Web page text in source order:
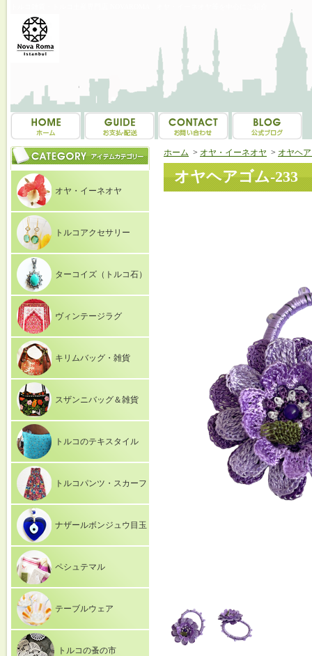
オヤ・イーネオヤ
トルコアクセサリー
ターコイズ（トルコ石）
ヴィンテージラグ
キリムバッグ・雑貨
スザンニバッグ＆雑貨
トルコのテキスタイル
トルコパンツ・スカーフ
ナザールボンジュウ目玉
ペシュテマル
テーブルウェア
トルコの蚤の市
ホーム > オヤ・イーネオヤ > オヤヘ
オヤヘアゴム-233